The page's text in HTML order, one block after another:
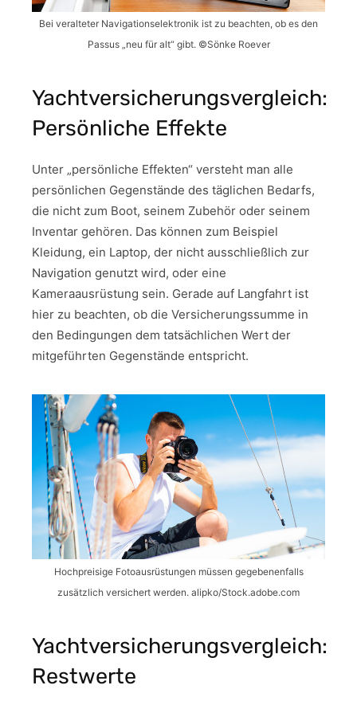
Bei veralteter Navigationselektronik ist zu beachten, ob es den
Passus „neu für alt“ gibt. ©Sönke Roever
Yachtversicherungsvergleich:
Persönliche Effekte
Unter „persönliche Effekten“ versteht man alle
persönlichen Gegenstände des täglichen Bedarfs,
die nicht zum Boot, seinem Zubehör oder seinem
Inventar gehören. Das können zum Beispiel
Kleidung, ein Laptop, der nicht ausschließlich zur
Navigation genutzt wird, oder eine
Kameraausrüstung sein. Gerade auf Langfahrt ist
hier zu beachten, ob die Versicherungssumme in
den Bedingungen dem tatsächlichen Wert der
mitgeführten Gegenstände entspricht.
Hochpreisige Fotoausrüstungen müssen gegebenenfalls
zusätzlich versichert werden. alipko/Stock.adobe.com
Yachtversicherungsvergleich:
Restwerte